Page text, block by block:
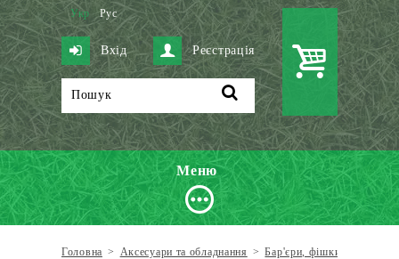
Укр Рус
Вхід Реєстрація
Меню
Головна > Аксесуари та обладнання > Бар'єри, фішки, конуси